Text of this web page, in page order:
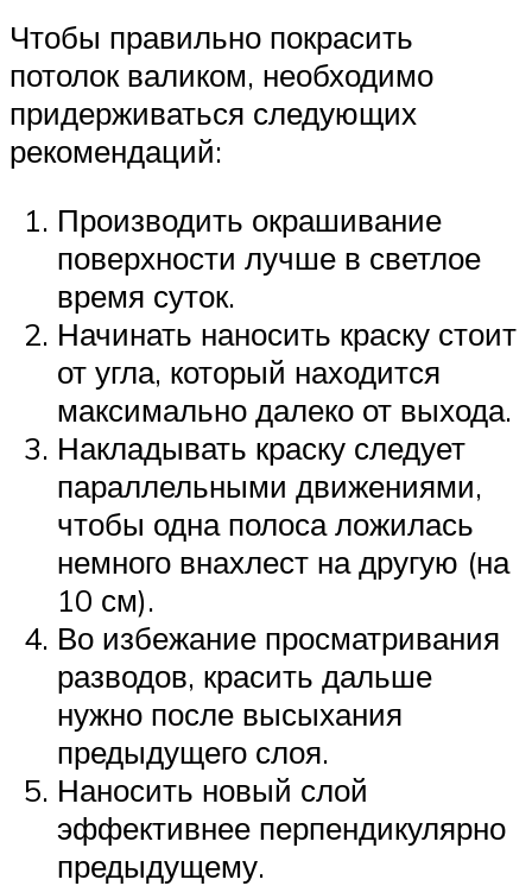
Чтобы правильно покрасить
потолок валиком, необходимо
придерживаться следующих
рекомендаций:
Производить окрашивание
поверхности лучше в светлое
время суток.
Начинать наносить краску стоит
от угла, который находится
максимально далеко от выхода.
Накладывать краску следует
параллельными движениями,
чтобы одна полоса ложилась
немного внахлест на другую (на
10 см).
Во избежание просматривания
разводов, красить дальше
нужно после высыхания
предыдущего слоя.
Наносить новый слой
эффективнее перпендикулярно
предыдущему.